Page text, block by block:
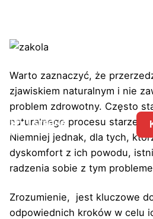
Warto zaznaczyć, że
zjawiskiem naturalnym i nie
problem zdrowotny. Często
naturalnego procesu
Niemniej jednak, dla tych,
dyskomfort z ich powodu,
radzenia sobie z tym
Zrozumienie, jest kluczowe
odpowiednich kroków w celu